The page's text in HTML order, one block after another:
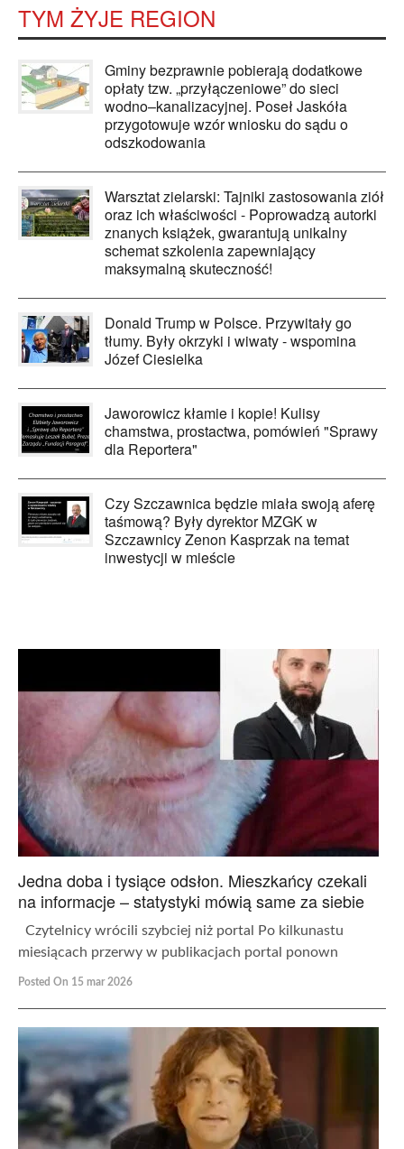
TYM ŻYJE REGION
Gminy bezprawnie pobierają dodatkowe
opłaty tzw. „przyłączeniowe” do sieci
wodno–kanalizacyjnej. Poseł Jaskóła
przygotowuje wzór wniosku do sądu o
odszkodowania
Warsztat zielarski: Tajniki zastosowania ziół
oraz ich właściwości - Poprowadzą autorki
znanych książek, gwarantują unikalny
schemat szkolenia zapewniający
maksymalną skuteczność!
Donald Trump w Polsce. Przywitały go
tłumy. Były okrzyki i wiwaty - wspomina
Józef Ciesielka
Jaworowicz kłamie i kopie! Kulisy
chamstwa, prostactwa, pomówień "Sprawy
dla Reportera"
Czy Szczawnica będzie miała swoją aferę
taśmową? Były dyrektor MZGK w
Szczawnicy Zenon Kasprzak na temat
inwestycji w mieście
Jedna doba i tysiące odsłon. Mieszkańcy czekali
na informacje – statystyki mówią same za siebie
Czytelnicy wrócili szybciej niż portal Po kilkunastu
miesiącach przerwy w publikacjach portal ponown
Posted On 15 mar 2026